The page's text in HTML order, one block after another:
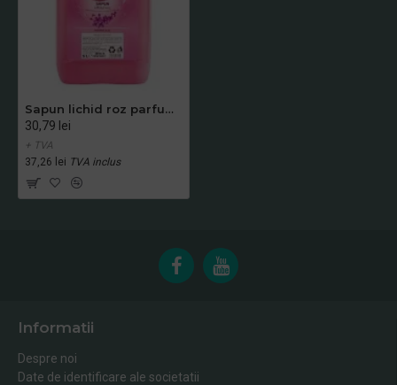
Sapun lichid roz parfumat, Fabi, canistra 5L
30,79 lei
+ TVA
37,26 lei TVA inclus
Informatii
Despre noi
Date de identificare ale societatii